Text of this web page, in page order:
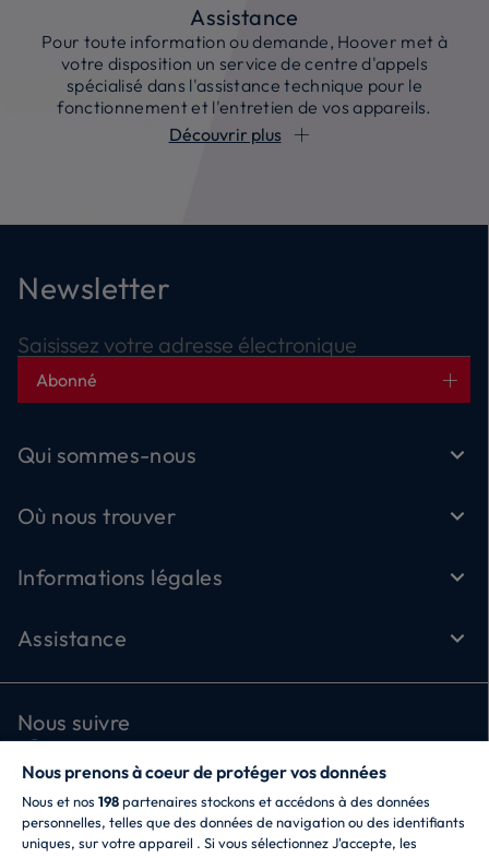
Assistance
Pour toute information ou demande, Hoover met à
votre disposition un service de centre d'appels
spécialisé dans l'assistance technique pour le
fonctionnement et l'entretien de vos appareils.
Découvrir plus
Newsletter
Saisissez votre adresse électronique
Abonné
Qui sommes-nous
Où nous trouver
Informations légales
Assistance
Nous suivre
Nous prenons à coeur de protéger vos données
Nous et nos 198partenaires stockons et accédons à des données
personnelles, telles que des données de navigation ou des identifiants
uniques, sur votre appareil . Si vous sélectionnez J'accepte, les